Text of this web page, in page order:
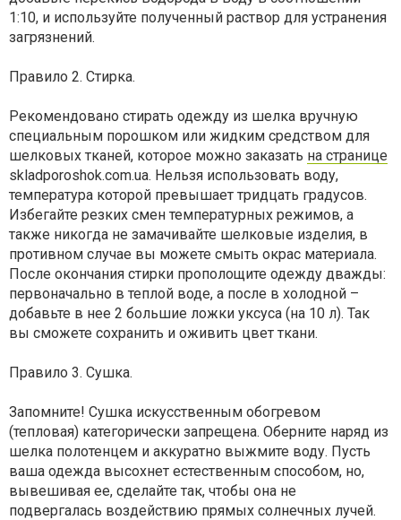
1:10, и используйте полученный раствор для устранения
загрязнений.
Правило 2. Стирка.
Рекомендовано стирать одежду из шелка вручную
специальным порошком или жидким средством для
шелковых тканей, которое можно заказать на странице
skladporoshok.com.ua. Нельзя использовать воду,
температура которой превышает тридцать градусов.
Избегайте резких смен температурных режимов, а
также никогда не замачивайте шелковые изделия, в
противном случае вы можете смыть окрас материала.
После окончания стирки прополощите одежду дважды:
первоначально в теплой воде, а после в холодной –
добавьте в нее 2 большие ложки уксуса (на 10 л). Так
вы сможете сохранить и оживить цвет ткани.
Правило 3. Сушка.
Запомните! Сушка искусственным обогревом
(тепловая) категорически запрещена. Оберните наряд из
шелка полотенцем и аккуратно выжмите воду. Пусть
ваша одежда высохнет естественным способом, но,
вывешивая ее, сделайте так, чтобы она не
подвергалась воздействию прямых солнечных лучей.